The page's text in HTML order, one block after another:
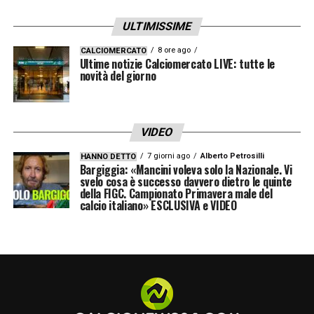
LA PLAYLIST DELLE NOSTRE TOP NEWS
ULTIMISSIME
CALCIOMERCATO 8 ore ago
Ultime notizie Calciomercato LIVE: tutte le
novità del giorno
VIDEO
HANNO DETTO 7 giorni ago Alberto Petrosilli
Bargiggia: «Mancini voleva solo la Nazionale. Vi
svelo cosa è successo davvero dietro le quinte
della FIGC. Campionato Primavera male del
calcio italiano» ESCLUSIVA e VIDEO